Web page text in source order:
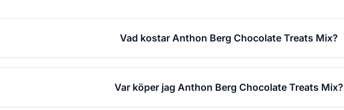
Vad kostar Anthon Berg Chocolate Treats Mix?
Var köper jag Anthon Berg Chocolate Treats Mix?